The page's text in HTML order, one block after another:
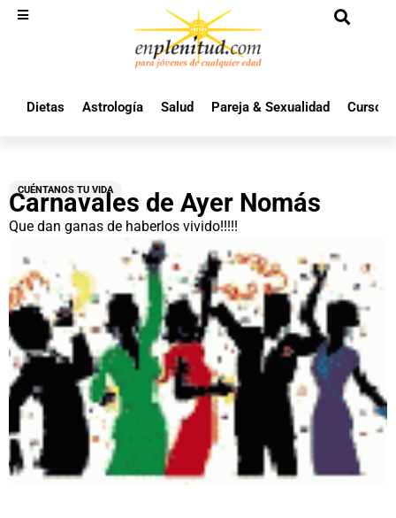
Dietas Astrología Salud Pareja & Sexualidad Cursos
CUÉNTANOS TU VIDA
Carnavales de Ayer Nomás
Que dan ganas de haberlos vivido!!!!!